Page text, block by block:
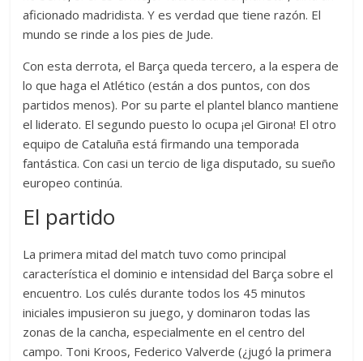
aficionado madridista. Y es verdad que tiene razón. El
mundo se rinde a los pies de Jude.
Con esta derrota, el Barça queda tercero, a la espera de
lo que haga el Atlético (están a dos puntos, con dos
partidos menos). Por su parte el plantel blanco mantiene
el liderato. El segundo puesto lo ocupa ¡el Girona! El otro
equipo de Cataluña está firmando una temporada
fantástica. Con casi un tercio de liga disputado, su sueño
europeo continúa.
El partido
La primera mitad del match tuvo como principal
característica el dominio e intensidad del Barça sobre el
encuentro. Los culés durante todos los 45 minutos
iniciales impusieron su juego, y dominaron todas las
zonas de la cancha, especialmente en el centro del
campo. Toni Kroos, Federico Valverde (¿jugó la primera